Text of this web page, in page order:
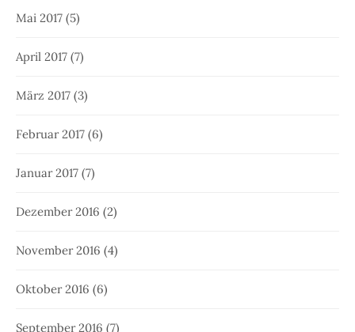
Mai 2017 (5)
April 2017 (7)
März 2017 (3)
Februar 2017 (6)
Januar 2017 (7)
Dezember 2016 (2)
November 2016 (4)
Oktober 2016 (6)
September 2016 (7)